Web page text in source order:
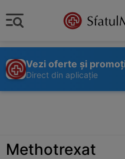
Vezi oferte și
Direct din aplicație
Methotrexat